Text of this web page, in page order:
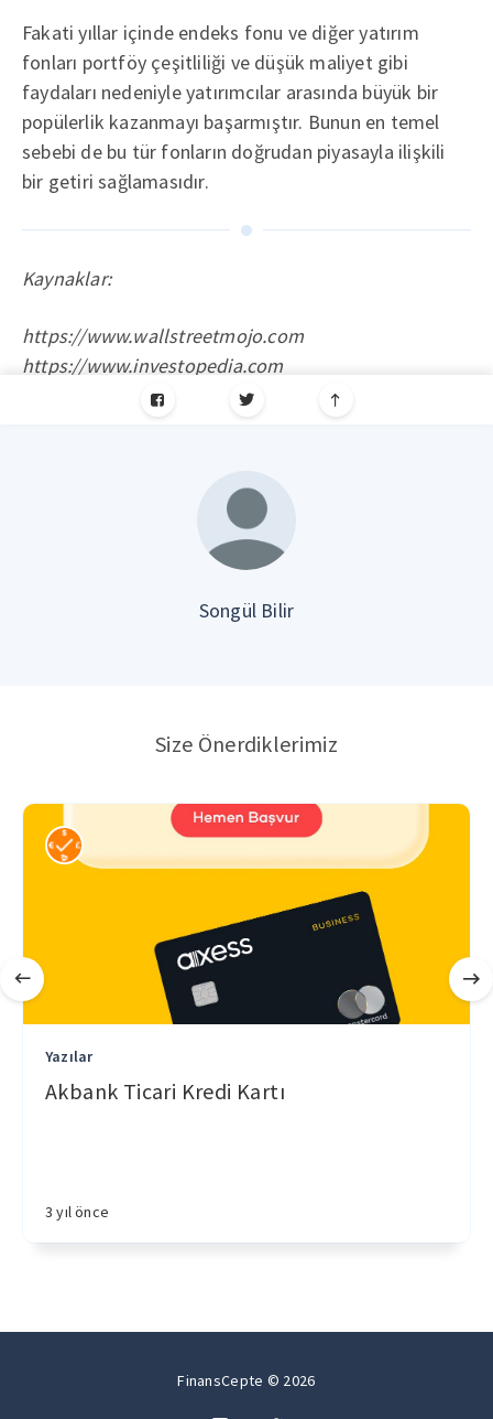
Fakati yıllar içinde endeks fonu ve diğer yatırım
fonları portföy çeşitliliği ve düşük maliyet gibi
faydaları nedeniyle yatırımcılar arasında büyük bir
popülerlik kazanmayı başarmıştır. Bunun en temel
sebebi de bu tür fonların doğrudan piyasayla ilişkili
bir getiri sağlamasıdır.
Kaynaklar:
https://www.wallstreetmojo.com
https://www.investopedia.com
Songül Bilir
Size Önerdiklerimiz
Yazılar
Akbank Ticari Kredi Kartı
3 yıl önce
FinansCepte © 2026